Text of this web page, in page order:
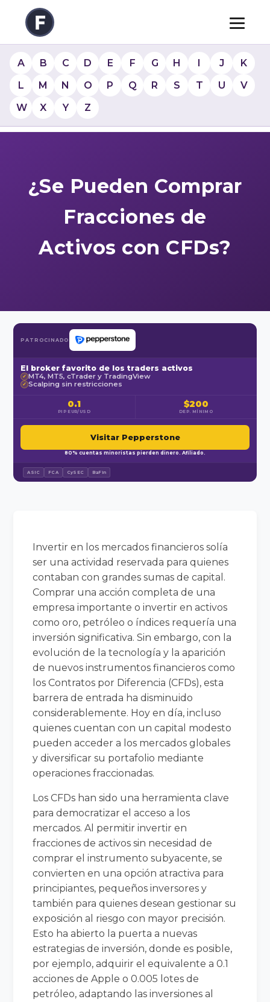
A B C D E F G H I J
K
L
M N O P Q R S T U
V
W
X Y Z
¿Se Pueden Comprar
Fracciones de
Activos con CFDs?
PATROCINADO
El broker favorito de los traders activos
✓ MT4, MT5, cTrader y TradingView
✓ Scalping sin restricciones
0.1
PIP EUR/USD
$200
DEP. MÍNIMO
Visitar Pepperstone
80% cuentas minoristas pierden dinero. Afiliado.
ASIC FCA CySEC BaFin
Invertir en los mercados financieros solía
ser una actividad reservada para quienes
contaban con grandes sumas de capital.
Comprar una acción completa de una
empresa importante o invertir en activos
como oro, petróleo o índices requería una
inversión significativa. Sin embargo, con la
evolución de la tecnología y la aparición
de nuevos instrumentos financieros como
los Contratos por Diferencia (CFDs), esta
barrera de entrada ha disminuido
considerablemente. Hoy en día, incluso
quienes cuentan con un capital modesto
pueden acceder a los mercados globales
y diversificar su portafolio mediante
operaciones fraccionadas.
Los CFDs han sido una herramienta clave
para democratizar el acceso a los
mercados. Al permitir invertir en
fracciones de activos sin necesidad de
comprar el instrumento subyacente, se
convierten en una opción atractiva para
principiantes, pequeños inversores y
también para quienes desean gestionar su
exposición al riesgo con mayor precisión.
Esto ha abierto la puerta a nuevas
estrategias de inversión, donde es posible,
por ejemplo, adquirir el equivalente a 0.1
acciones de Apple o 0.005 lotes de
petróleo, adaptando las inversiones al